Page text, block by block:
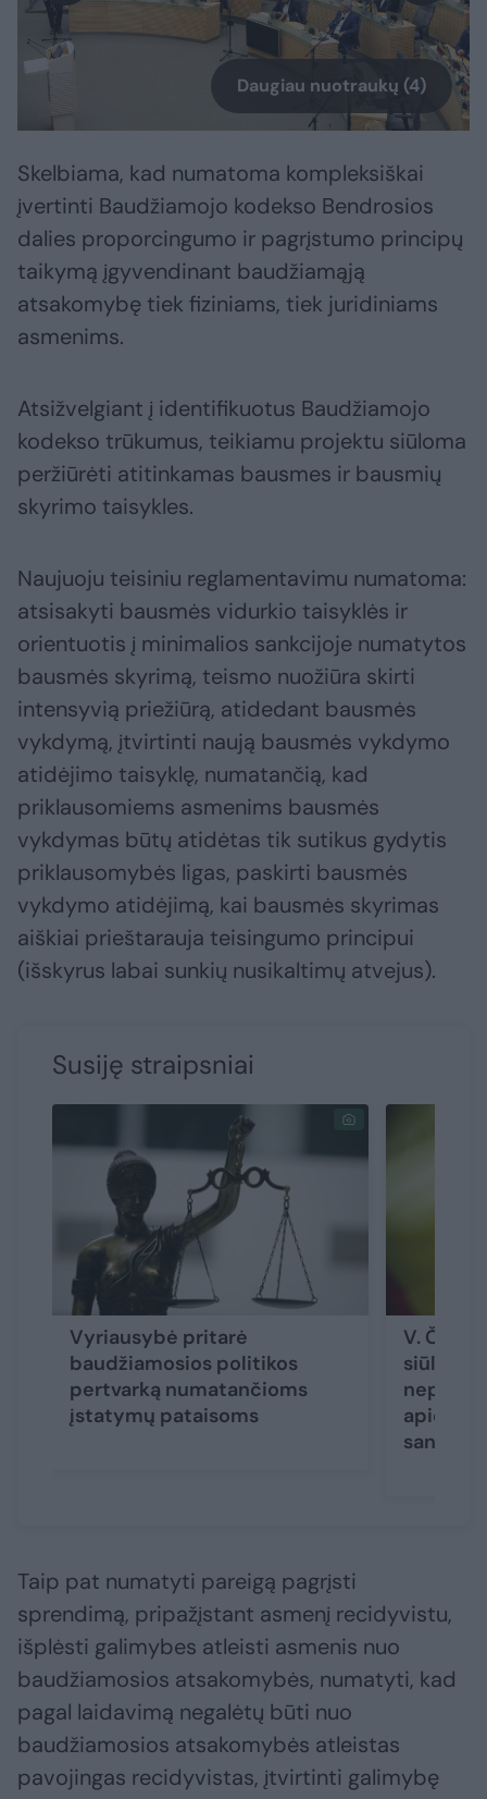
Daugiau nuotraukų (4)
Skelbiama, kad numatoma kompleksiškai
įvertinti Baudžiamojo kodekso Bendrosios
dalies proporcingumo ir pagrįstumo principų
taikymą įgyvendinant baudžiamąją
atsakomybę tiek fiziniams, tiek juridiniams
asmenims.
Atsižvelgiant į identifikuotus Baudžiamojo
kodekso trūkumus, teikiamu projektu siūloma
peržiūrėti atitinkamas bausmes ir bausmių
skyrimo taisykles.
Naujuoju teisiniu reglamentavimu numatoma:
atsisakyti bausmės vidurkio taisyklės ir
orientuotis į minimalios sankcijoje numatytos
bausmės skyrimą, teismo nuožiūra skirti
intensyvią priežiūrą, atidedant bausmės
vykdymą, įtvirtinti naują bausmės vykdymo
atidėjimo taisyklę, numatančią, kad
priklausomiems asmenims bausmės
vykdymas būtų atidėtas tik sutikus gydytis
priklausomybės ligas, paskirti bausmės
vykdymo atidėjimą, kai bausmės skyrimas
aiškiai prieštarauja teisingumo principui
(išskyrus labai sunkių nusikaltimų atvejus).
Susiję straipsniai
Vyriausybė pritarė
baudžiamosios politikos
pertvarką numatančioms
įstatymų pataisoms
V.
siūlymą
apie
Taip pat numatyti pareigą pagrįsti
sprendimą, pripažįstant asmenį recidyvistu,
išplėsti galimybes atleisti asmenis nuo
baudžiamosios atsakomybės, numatyti, kad
pagal laidavimą negalėtų būti nuo
baudžiamosios atsakomybės atleistas
pavojingas recidyvistas, įtvirtinti galimybę